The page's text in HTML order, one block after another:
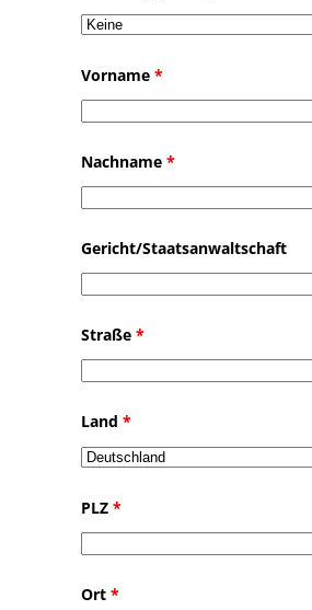
Vorname *
Nachname *
Gericht/Staatsanwaltschaft
Straße *
Land *
PLZ *
Ort *